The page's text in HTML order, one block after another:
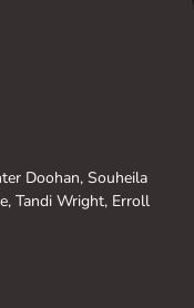
Doohan, Souheila
Tandi Wright, Erroll